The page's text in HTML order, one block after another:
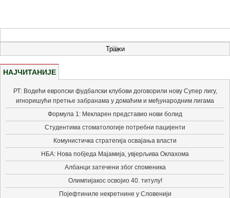
НАЈЧИТАНИЈЕ
РТ: Водећи европски фудбалски клубови договорили нову Супер лигу,
игноришући претње забранама у домаћим и међународним лигама
Формула 1: Мекларен представио нови болид
Студентима стоматологије потребни пацијенти
Комунистичка стратегија освајања власти
НБА: Нова побједа Мајамија, увјерљива Оклахома
Албанци затечени због споменика
Олимпијакос освојио 40. титулу!
Појефтиниле некретнине у Словенији